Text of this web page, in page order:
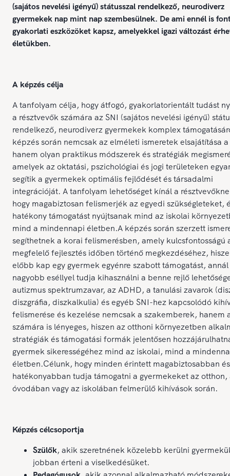
(sajátos nevelési igényű) státusszal rendelkező, neurodiverz
gyermekek nap mint nap szembesülnek. De ami ennél is
gyakorlati eszközöket kapsz, amelyekkel igazi változást
életükben.
A képzés célja
A tanfolyam célja, hogy átfogó, gyakorlatorientált tudást
a résztvevők számára az SNI (sajátos nevelési igényű)
rendelkező, neurodiverz gyermekek komplex
képzés során nemcsak az elméleti ismeretek elsajátítása
hanem olyan praktikus módszerek és stratégiák
amelyek az oktatási, pszichológiai és jogi területeken
segítik a gyermekek optimális fejlődését és társadalmi
integrációját. A tanfolyam lehetőséget kínál a
hogy magabiztosan felismerjék az egyedi szükségleteket,
hatékony támogatást nyújtsanak mind az iskolai
mind a mindennapi életben.A képzés során szerzett
segíthetnek a korai felismerésben, amely kulcsfontosságú
megfelelő fejlesztés időben történő megkezdéséhez,
előbb kap egy gyermek egyénre szabott támogatást, annál
nagyobb eséllyel tudja kihasználni a benne rejlő
autizmus spektrumzavar, az ADHD, a tanulási zavarok
diszgráfia, diszkalkulia) és egyéb SNI-hez kapcsolódó
felismerése és kezelése nemcsak a szakemberek, hanem
számára is lényeges, hiszen az otthoni környezetben
stratégiák és támogatási formák jelentősen
gyermek sikerességéhez mind az iskolai, mind a
életben.Célunk, hogy minden érintett magabiztosabban és
hatékonyabban tudja támogatni a gyermekeket az otthon,
óvodában vagy az iskolában felmerülő kihívások során.
Képzés célcsoportja
Szülők, akik szeretnének közelebb kerülni
jobban érteni a viselkedésüket.